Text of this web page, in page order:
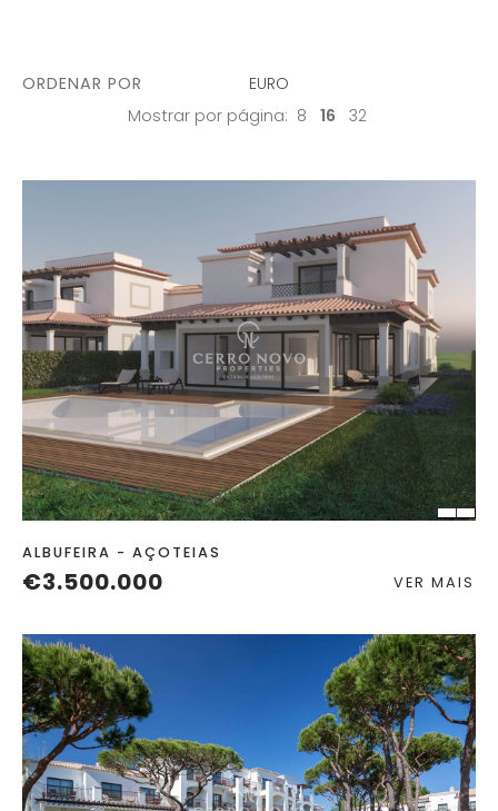
ORDENAR POR
EURO
Mostrar por página: 8 16 32
QUART. C. BANHO
TERRENO
2
ALBUFEIRA - AÇOTEIAS
€3.500.000 VER MAIS